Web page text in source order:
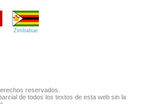
Zimbabue
reservados.
de todos los textos de esta web sin la